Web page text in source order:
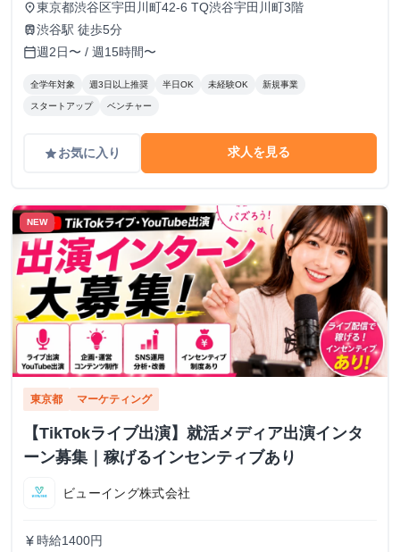
place東京都渋谷区宇田川町42-6 TQ渋谷宇田川町3階
train渋谷駅 徒歩5分
calendar_today週2日〜 / 週15時間〜
全学年対象 週3日以上推奨 半日OK 未経験OK 新規事業
スタートアップ ベンチャー
gradeお気に入り 求人を見る
NEW
東京都 マーケティング
【TikTokライブ出演】就活メディア出演インタ
ーン募集｜稼げるインセンティブあり
ビューイング株式会社
currency_yen 時給1400円